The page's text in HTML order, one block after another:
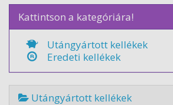
Kattintson a kategóriára!
Utángyártott kellékek
Eredeti kellékek
Utángyártott kellékek